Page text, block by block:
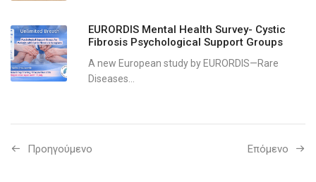
EURORDIS Mental Health Survey- Cystic
Fibrosis Psychological Support Groups
A new European study by EURORDIS—Rare
Diseases...
Προηγούμενo Επόμενο